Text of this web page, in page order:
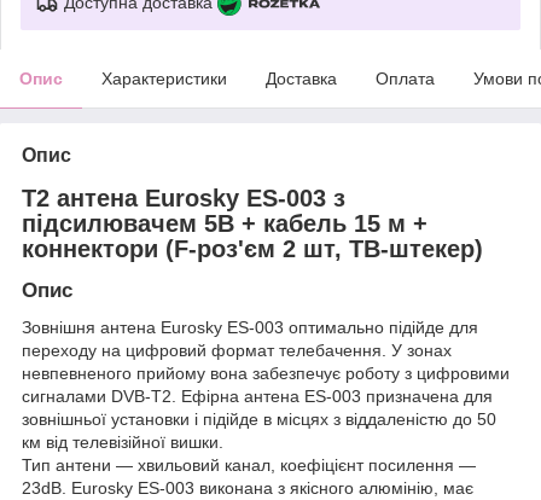
Опис Характеристики Доставка Оплата Умови
Опис
Т2 антена Eurosky ES-003 з
підсилювачем 5В + кабель 15 м +
коннектори (F-роз'єм 2 шт, ТВ-штекер)
Опис
Зовнішня антена Eurosky ES-003 оптимально підійде для
переходу на цифровий формат телебачення. У зонах
невпевненого прийому вона забезпечує роботу з цифровими
сигналами DVB-T2. Ефірна антена ES-003 призначена для
зовнішньої установки і підійде в місцях з віддаленістю до 50
км від телевізійної вишки.
Тип антени — хвильовий канал, коефіцієнт посилення —
23dB. Eurosky ES-003 виконана з якісного алюмінію, має